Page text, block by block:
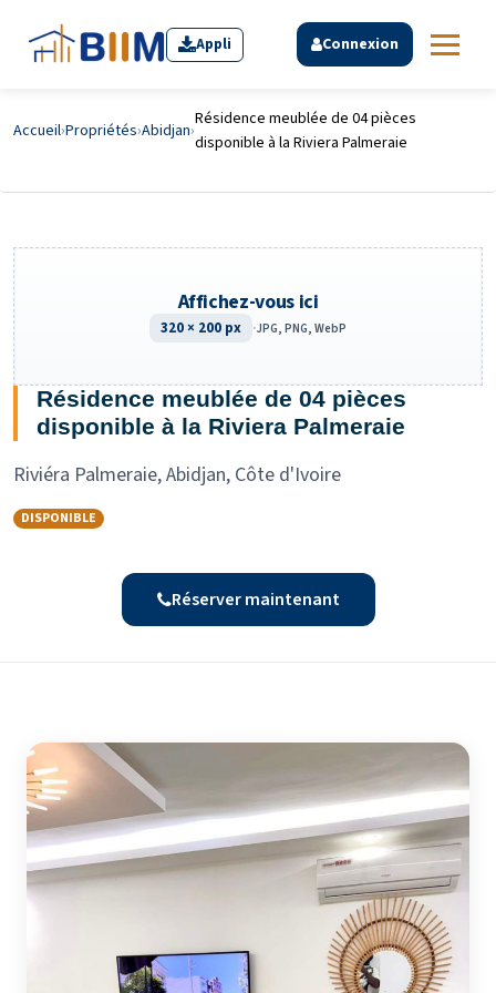
Appli Connexion
Accueil›Propriétés›Abidjan›
Résidence meublée de 04 pièces
disponible à la Riviera Palmeraie
Résidence meublée de 04 pièces
disponible à la Riviera Palmeraie
Riviéra Palmeraie, Abidjan, Côte d'Ivoire
DISPONIBLE
Réserver maintenant
Affichez-vous ici
320 × 200 px ·JPG, PNG, WebP